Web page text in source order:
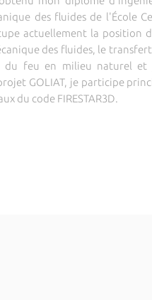
des fluides de l'École
actuellement la
des fluides, le
feu en milieu naturel et
GOLIAT, je participe
du code FIRESTAR3D.